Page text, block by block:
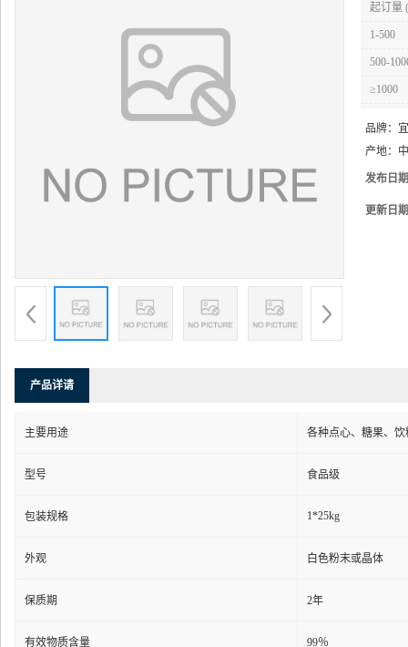
起订量
1-500
500-
≥1000
品牌：
产地：
发布日
更新日
产品详请
主要用途 各种点心、糖果、
型号 食品级
包装规格 1*25kg
外观 白色粉末或晶体
保质期 2年
有效物质含量 99％